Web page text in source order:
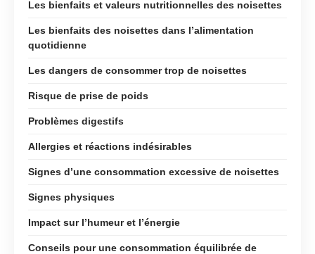
Les bienfaits et valeurs nutritionnelles des noisettes
Les bienfaits des noisettes dans l’alimentation
quotidienne
Les dangers de consommer trop de noisettes
Risque de prise de poids
Problèmes digestifs
Allergies et réactions indésirables
Signes d’une consommation excessive de noisettes
Signes physiques
Impact sur l’humeur et l’énergie
Conseils pour une consommation équilibrée de